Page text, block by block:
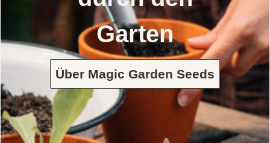
Garten
Über Magic Garden Seeds